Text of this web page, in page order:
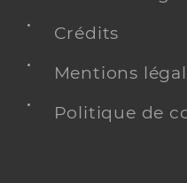
Crédits
Mentions
Politique de